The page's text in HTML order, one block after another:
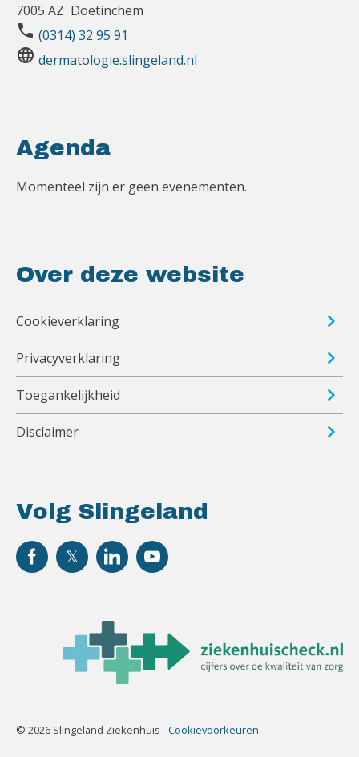
7005 AZ Doetinchem
phone (0314) 32 95 91
language dermatologie.slingeland.nl
Volg Slingeland
Agenda
Momenteel zijn er geen evenementen.
Over deze website
Cookieverklaring
Privacyverklaring
Toegankelijkheid
Disclaimer
© 2026 Slingeland Ziekenhuis -Cookievoorkeuren